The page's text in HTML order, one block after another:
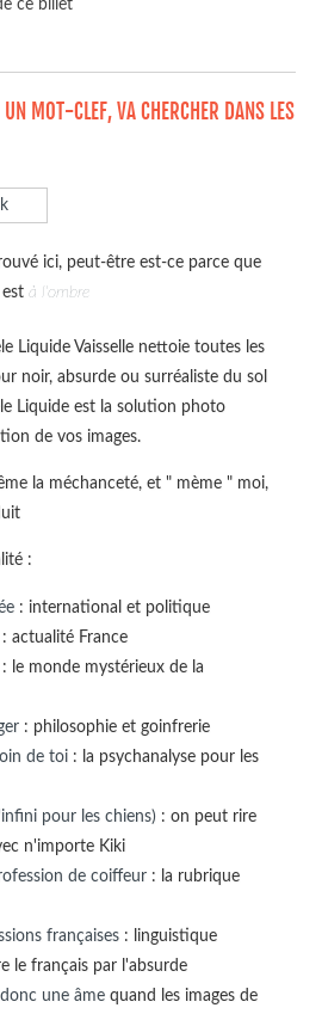
ce billet
MOT-CLEF, VA CHERCHER DANS LES
ici, peut-être est-ce parce que
à l'ombre
Liquide Vaisselle nettoie toutes les
noir, absurde ou surréaliste du sol
Liquide est la solution photo
de vos images.
la méchanceté, et " mème " moi,
:
: international et politique
actualité France
le monde mystérieux de la
: philosophie et goinfrerie
de toi: la psychanalyse pour les
pour les chiens): on peut rire
n'importe Kiki
de coiffeur: la rubrique
françaises: linguistique
le français par l'absurde
une âmequand les images de